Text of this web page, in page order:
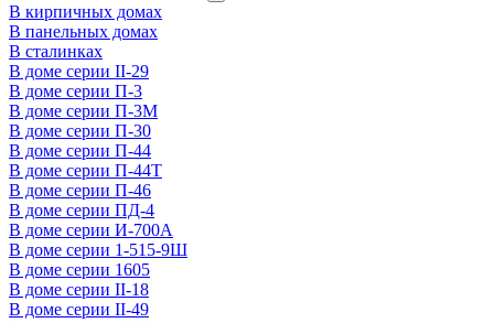
В кирпичных домах
В панельных домах
В сталинках
В доме серии II-29
В доме серии П-3
В доме серии П-3М
В доме серии П-30
В доме серии П-44
В доме серии П-44Т
В доме серии П-46
В доме серии ПД-4
В доме серии И-700А
В доме серии 1-515-9Ш
В доме серии 1605
В доме серии II-18
В доме серии II-49